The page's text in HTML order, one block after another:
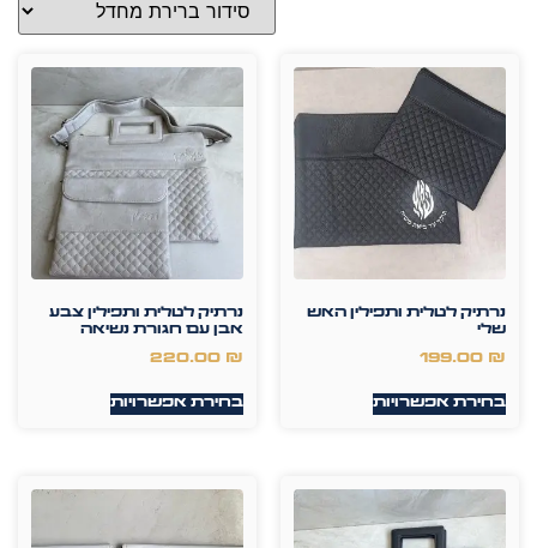
נרתיק לטלית ותפילין האש
שלי
199.00 ₪
בחירת אפשרויות
נרתיק לטלית ותפילין צבע
אבן עם חגורת נשיאה
220.00 ₪
בחירת אפשרויות